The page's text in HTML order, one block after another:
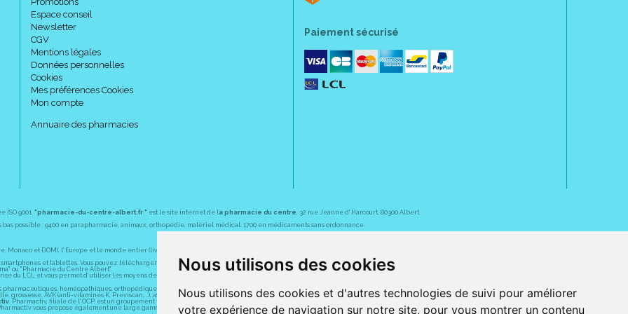
Nous utilisons des cookies
Nous utilisons des cookies et d'autres technologies de suivi pour améliorer
votre expérience de navigation sur notre site, pour vous montrer un contenu
Espace conseil
Newsletter
CGV
Mentions légales
Données personnelles
Cookies
Mes préférences Cookies
Mon compte
Annuaire des pharmacies
Paiement sécurisé
ISO 9001. "pharmacie-du-centre-albert.fr " est le site internet de la pharmacie du centre, 32 rue Jeanne d' Harcourt, 80300 Albert.
possible : 9400 en parapharmacie, animaux, orthopédie, matériel médical. 1700 en médicaments sans ordonnance.
et DOM), l' Europe et le monde entier (livraison assuré par Colissimo et ses partenaires à l' étranger).
et tablettes. Vous pouvez télécharger gratuitement l' application sur l' AppStore (pour iPhone, iPad et iPod touch), ou sur Google Play (pour Androïd 5.0 ou version
ou "Pharmacie du Centre Albert".
du LCL et vous permet d' utiliser les moyens de paiement suivants : CB, Visa, MasterCard, American Express, Bancontact, PayPal.
pharmaceutiques, homéopathiques, orthopédiques, vétérinaires, aide à domicile, parapharmaceutiques, beauté et bien-être ainsi que différents services : suivi personnalisé,
AVK (anti-vitamines K, Previscan,...), asthme, anti-coagulants oraux, diag Expert (test beauté de la peau, des cheveux...), mesure de la glycémie, perruques.
. Pharmactiv, filiale de l' OCP, est un groupement fournisseur de services pour la pharmacie. Depuis 30 ans, Pharmactiv réunit près de 1500 adhérents pharmaciens autour d' un
vous propose également une large gamme de produits cosmétiques à petits prix ainsi que du matériel médical sous sa marque BetterLife.